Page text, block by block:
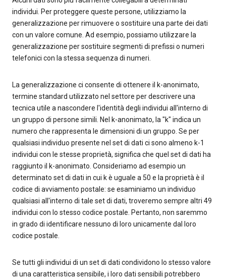
individui. Per proteggere queste persone, utilizziamo la
generalizzazione per rimuovere o sostituire una parte dei dati
con un valore comune. Ad esempio, possiamo utilizzare la
generalizzazione per sostituire segmenti di prefissi o numeri
telefonici con la stessa sequenza di numeri.
La generalizzazione ci consente di ottenere il k-anonimato,
termine standard utilizzato nel settore per descrivere una
tecnica utile a nascondere l'identità degli individui all'interno di
un gruppo di persone simili. Nel k-anonimato, la "k" indica un
numero che rappresenta le dimensioni di un gruppo. Se per
qualsiasi individuo presente nel set di dati ci sono almeno k-1
individui con le stesse proprietà, significa che quel set di dati ha
raggiunto il k-anonimato. Consideriamo ad esempio un
determinato set di dati in cui k è uguale a 50 e la proprietà è il
codice di avviamento postale: se esaminiamo un individuo
qualsiasi all'interno di tale set di dati, troveremo sempre altri 49
individui con lo stesso codice postale. Pertanto, non saremmo
in grado di identificare nessuno di loro unicamente dal loro
codice postale.
Se tutti gli individui di un set di dati condividono lo stesso valore
di una caratteristica sensibile, i loro dati sensibili potrebbero